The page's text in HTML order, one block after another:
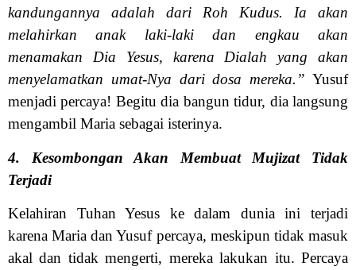
kandungannya adalah dari Roh Kudus. Ia akan
melahirkan anak laki-laki dan engkau akan
menamakan Dia Yesus, karena Dialah yang akan
menyelamatkan umat-Nya dari dosa mereka.” Yusuf
menjadi percaya! Begitu dia bangun tidur, dia langsung
mengambil Maria sebagai isterinya.
4. Kesombongan Akan Membuat Mujizat Tidak
Terjadi
Kelahiran Tuhan Yesus ke dalam dunia ini terjadi
karena Maria dan Yusuf percaya, meskipun tidak masuk
akal dan tidak mengerti, mereka lakukan itu. Percaya